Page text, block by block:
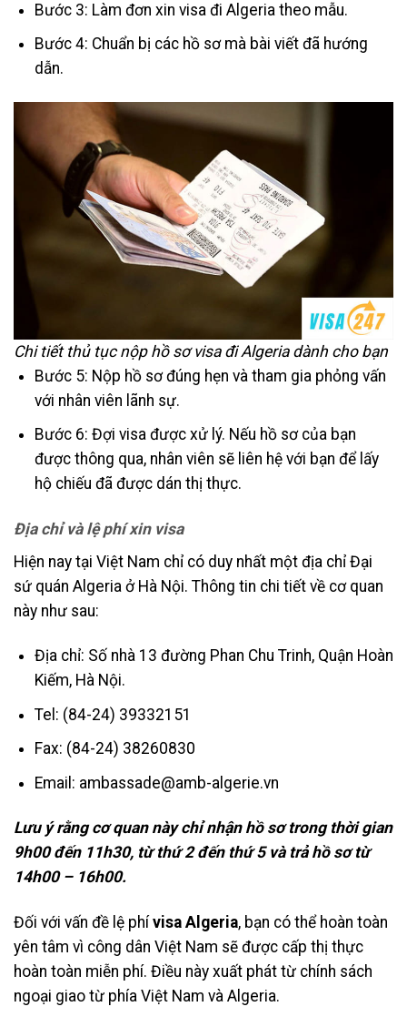
Bước 3: Làm đơn xin visa đi Algeria theo mẫu.
Bước 4: Chuẩn bị các hồ sơ mà bài viết đã hướng
dẫn.
Chi tiết thủ tục nộp hồ sơ visa đi Algeria dành cho bạn
Bước 5: Nộp hồ sơ đúng hẹn và tham gia phỏng vấn
với nhân viên lãnh sự.
Bước 6: Đợi visa được xử lý. Nếu hồ sơ của bạn
được thông qua, nhân viên sẽ liên hệ với bạn để lấy
hộ chiếu đã được dán thị thực.
Địa chỉ và lệ phí xin visa
Hiện nay tại Việt Nam chỉ có duy nhất một địa chỉ Đại
sứ quán Algeria ở Hà Nội. Thông tin chi tiết về cơ quan
này như sau:
Địa chỉ: Số nhà 13 đường Phan Chu Trinh, Quận Hoàn
Kiếm, Hà Nội.
Tel: (84-24) 39332151
Fax: (84-24) 38260830
Email: ambassade@amb-algerie.vn
Lưu ý rằng cơ quan này chỉ nhận hồ sơ trong thời gian
9h00 đến 11h30, từ thứ 2 đến thứ 5 và trả hồ sơ từ
14h00 – 16h00.
Đối với vấn đề lệ phí visa Algeria, bạn có thể hoàn toàn
yên tâm vì công dân Việt Nam sẽ được cấp thị thực
hoàn toàn miễn phí. Điều này xuất phát từ chính sách
ngoại giao từ phía Việt Nam và Algeria.